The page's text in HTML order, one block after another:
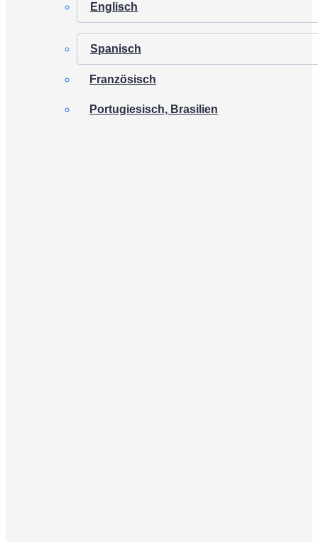
Englisch
Spanisch
Französisch
Portugiesisch, Brasilien